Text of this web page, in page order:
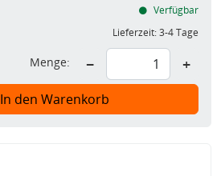
Verfügbar
Lieferzeit:3-4 Tage
Menge: − +
In den Warenkorb